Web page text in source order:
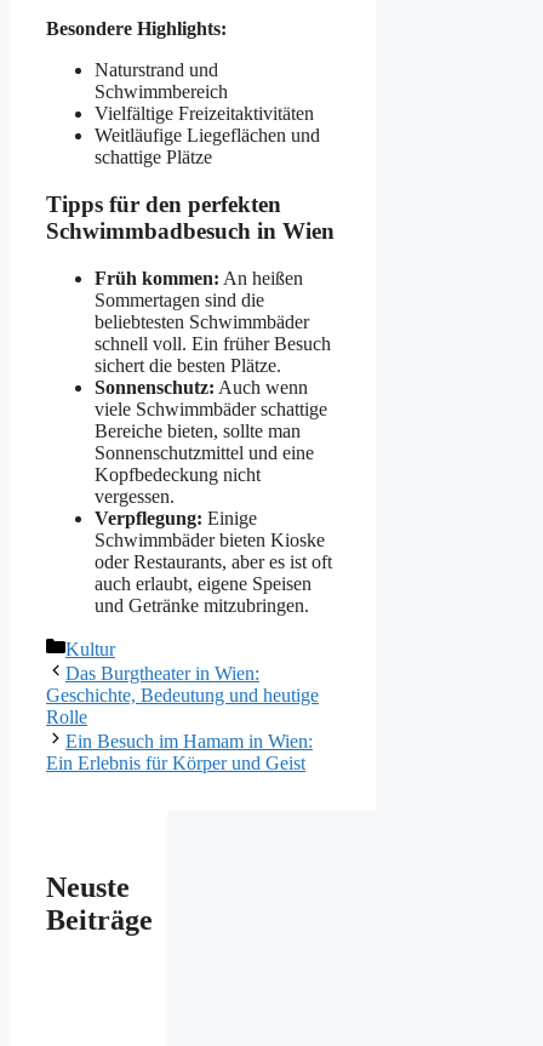
Besondere Highlights:
Naturstrand und
Schwimmbereich
Vielfältige Freizeitaktivitäten
Weitläufige Liegeflächen und
schattige Plätze
Tipps für den perfekten
Schwimmbadbesuch in Wien
Früh kommen: An heißen
Sommertagen sind die
beliebtesten Schwimmbäder
schnell voll. Ein früher Besuch
sichert die besten Plätze.
Sonnenschutz: Auch wenn
viele Schwimmbäder schattige
Bereiche bieten, sollte man
Sonnenschutzmittel und eine
Kopfbedeckung nicht
vergessen.
Verpflegung: Einige
Schwimmbäder bieten Kioske
oder Restaurants, aber es ist oft
auch erlaubt, eigene Speisen
und Getränke mitzubringen.
Kategorien
Kultur
Das Burgtheater in Wien:
Geschichte, Bedeutung und heutige
Rolle
Ein Besuch im Hamam in Wien:
Ein Erlebnis für Körper und Geist
Neuste
Beiträge